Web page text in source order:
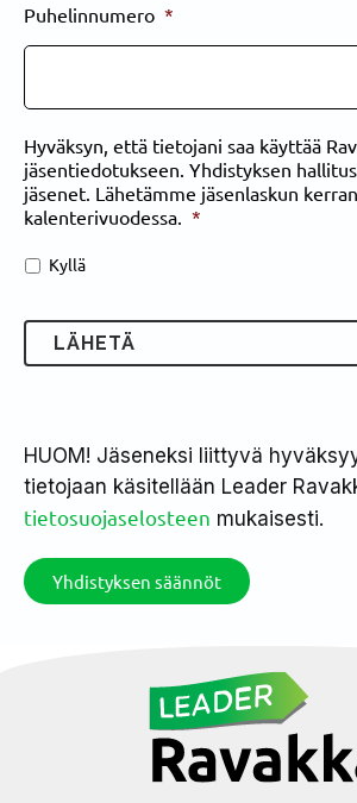
Puhelinnumero *
Hyväksyn, että tietojani saa käyttää
jäsentiedotukseen. Yhdistyksen
jäsenet. Lähetämme jäsenlaskun kerran
kalenterivuodessa. *
Kyllä
HUOM! Jäseneksi liittyvä
tietojaan käsitellään Leader
tietosuojaselosteen mukaisesti.
Yhdistyksen säännöt